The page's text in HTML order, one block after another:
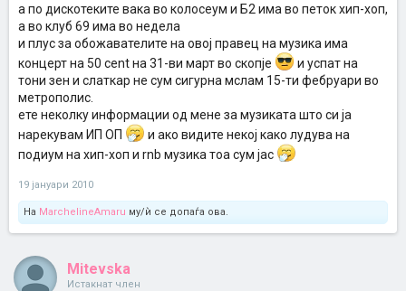
а по дискотеките вака во колосеум и Б2 има во петок хип-хоп,
а во клуб 69 има во недела
и плус за обожавателите на овој правец на музика има
концерт на 50 cent на 31-ви март во скопје
и успат на
тони зен и слаткар не сум сигурна мслам 15-ти фебруари во
метрополис.
ете неколку информации од мене за музиката што си ја
нарекувам ИП ОП
и ако видите некој како лудува на
подиум на хип-хоп и rnb музика тоа сум јас
19 јануари 2010
На MarchelineAmaru му/ѝ се допаѓа ова.
Mitevska
Истакнат член